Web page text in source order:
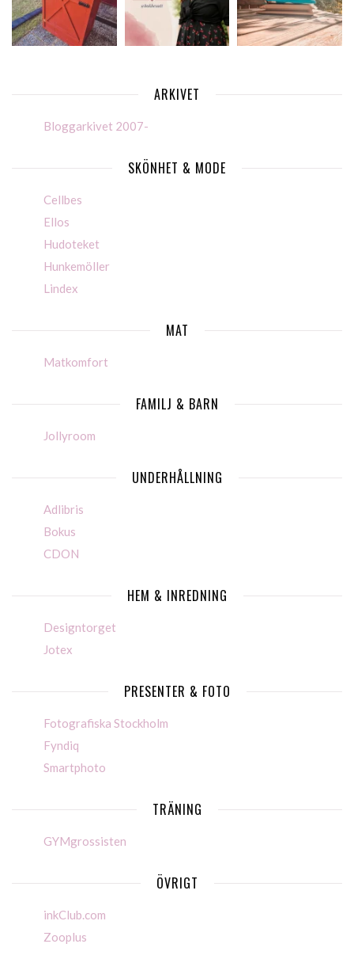
ARKIVET
Bloggarkivet 2007-
SKÖNHET & MODE
Cellbes
Ellos
Hudoteket
Hunkemöller
Lindex
MAT
Matkomfort
FAMILJ & BARN
Jollyroom
UNDERHÅLLNING
Adlibris
Bokus
CDON
HEM & INREDNING
Designtorget
Jotex
PRESENTER & FOTO
Fotografiska Stockholm
Fyndiq
Smartphoto
TRÄNING
GYMgrossisten
ÖVRIGT
inkClub.com
Zooplus